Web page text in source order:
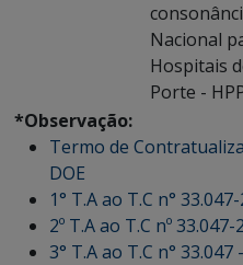
Nacional
Hospitais
Porte -
*Observação:
Termo de
DOE
1° T.A ao T.C n°
2º T.A ao T.C nº
3° T.A ao T.C n°